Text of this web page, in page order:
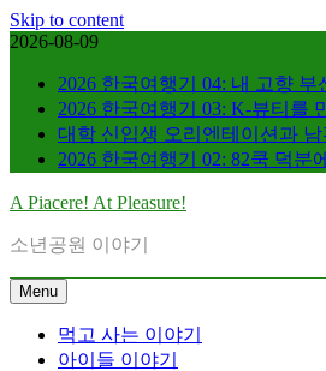
Skip to content
2026-08-09
2026 한국여행기 04: 내 고향 부
2026 한국여행기 03: K-뷰티를
대학 신입생 오리엔테이션과
2026 한국여행기 02: 82쿡 덕분
A Piacere! At Pleasure!
소년공원 이야기
Menu
먹고 사는 이야기
아이들 이야기